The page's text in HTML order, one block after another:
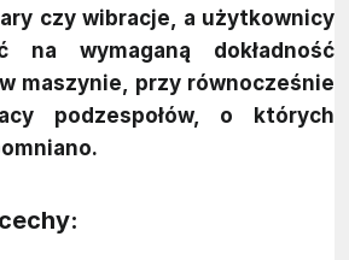
czy wibracje, a użytkownicy
wymaganą dokładność
maszynie, przy równocześnie
podzespołów, o których